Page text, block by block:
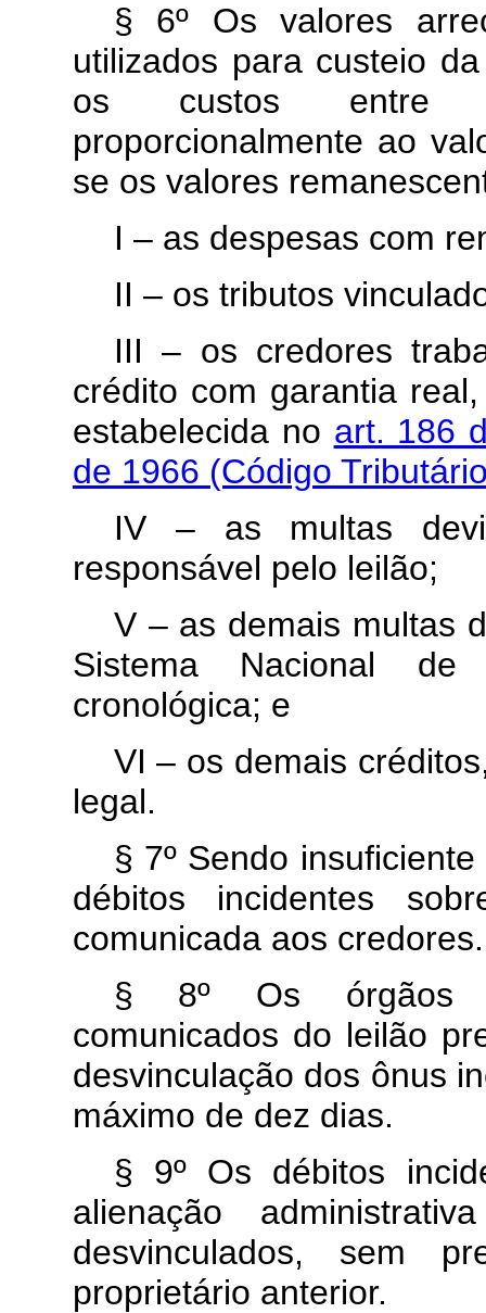
§ 6º Os valores
utilizados para custeio
os custos entre
proporcionalmente ao
se os valores
I – as despesas com
II – os tributos
III – os credores
crédito com garantia
estabelecida no art. 186
de 1966 (Código
IV – as multas
responsável pelo leilão;
V – as demais multas
Sistema Nacional
cronológica; e
VI – os demais
legal.
§ 7º Sendo
débitos incidentes
comunicada aos credores.
§ 8º Os órgãos
comunicados do leilão
desvinculação dos ônus
máximo de dez dias.
§ 9º Os débitos
alienação
desvinculados, sem
proprietário anterior.